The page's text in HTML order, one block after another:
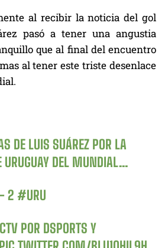
al recibir la noticia del gol
pasó a tener una angustia
que al final del encuentro
al tener este triste desenlace
DE LUIS SUÁREZ POR LA
URUGUAY DEL MUNDIAL…
2#URU
POR DSPORTS Y